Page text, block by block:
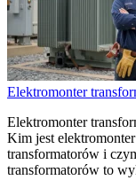
Elektromonter
Elektromonter
Kim jest
transformatorów i
transformatorów to